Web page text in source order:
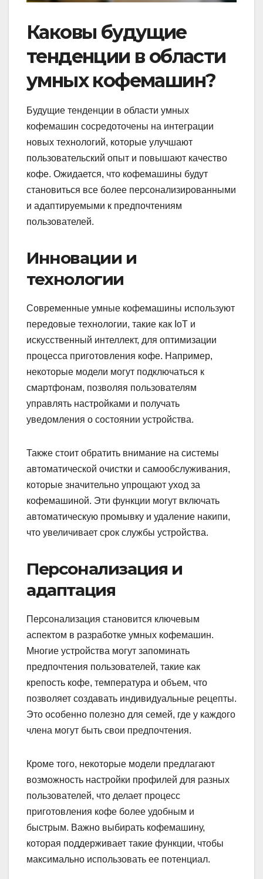
Каковы будущие
тенденции в области
умных кофемашин?
Будущие тенденции в области умных
кофемашин сосредоточены на интеграции
новых технологий, которые улучшают
пользовательский опыт и повышают качество
кофе. Ожидается, что кофемашины будут
становиться все более персонализированными
и адаптируемыми к предпочтениям
пользователей.
Инновации и
технологии
Современные умные кофемашины используют
передовые технологии, такие как IoT и
искусственный интеллект, для оптимизации
процесса приготовления кофе. Например,
некоторые модели могут подключаться к
смартфонам, позволяя пользователям
управлять настройками и получать
уведомления о состоянии устройства.
Также стоит обратить внимание на системы
автоматической очистки и самообслуживания,
которые значительно упрощают уход за
кофемашиной. Эти функции могут включать
автоматическую промывку и удаление накипи,
что увеличивает срок службы устройства.
Персонализация и
адаптация
Персонализация становится ключевым
аспектом в разработке умных кофемашин.
Многие устройства могут запоминать
предпочтения пользователей, такие как
крепость кофе, температура и объем, что
позволяет создавать индивидуальные рецепты.
Это особенно полезно для семей, где у каждого
члена могут быть свои предпочтения.
Кроме того, некоторые модели предлагают
возможность настройки профилей для разных
пользователей, что делает процесс
приготовления кофе более удобным и
быстрым. Важно выбирать кофемашину,
которая поддерживает такие функции, чтобы
максимально использовать ее потенциал.